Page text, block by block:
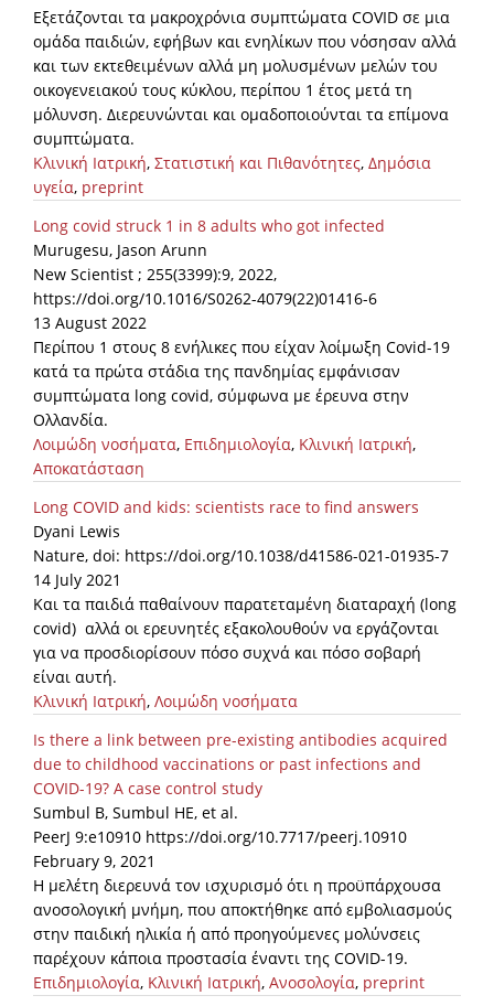
Εξετάζονται τα μακροχρόνια συμπτώματα COVID σε μια
ομάδα παιδιών, εφήβων και ενηλίκων που νόσησαν αλλά
και των εκτεθειμένων αλλά μη μολυσμένων μελών του
οικογενειακού τους κύκλου, περίπου 1 έτος μετά τη
μόλυνση. Διερευνώνται και ομαδοποιούνται τα επίμονα
συμπτώματα.
Κλινική Ιατρική, Στατιστική και Πιθανότητες, Δημόσια
υγεία, preprint
Long covid struck 1 in 8 adults who got infected
Murugesu, Jason Arunn
New Scientist ; 255(3399):9, 2022,
https://doi.org/10.1016/S0262-4079(22)01416-6
13 August 2022
Περίπου 1 στους 8 ενήλικες που είχαν λοίμωξη Covid-19
κατά τα πρώτα στάδια της πανδημίας εμφάνισαν
συμπτώματα long covid, σύμφωνα με έρευνα στην
Ολλανδία.
Λοιμώδη νοσήματα, Επιδημιολογία, Κλινική Ιατρική,
Αποκατάσταση
Long COVID and kids: scientists race to find answers
Dyani Lewis
Nature, doi: https://doi.org/10.1038/d41586-021-01935-7
14 July 2021
Και τα παιδιά παθαίνουν παρατεταμένη διαταραχή (long
covid) αλλά οι ερευνητές εξακολουθούν να εργάζονται
για να προσδιορίσουν πόσο συχνά και πόσο σοβαρή
είναι αυτή.
Κλινική Ιατρική, Λοιμώδη νοσήματα
Is there a link between pre-existing antibodies acquired
due to childhood vaccinations or past infections and
COVID-19? A case control study
Sumbul B, Sumbul HE, et al.
PeerJ 9:e10910 https://doi.org/10.7717/peerj.10910
February 9, 2021
Η μελέτη διερευνά τον ισχυρισμό ότι η προϋπάρχουσα
ανοσολογική μνήμη, που αποκτήθηκε από εμβολιασμούς
στην παιδική ηλικία ή από προηγούμενες μολύνσεις
παρέχουν κάποια προστασία έναντι της COVID-19.
Επιδημιολογία, Κλινική Ιατρική, Ανοσολογία, preprint